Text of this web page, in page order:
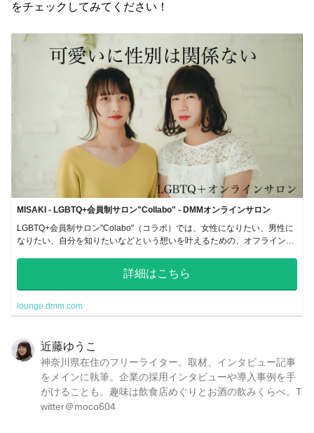
をチェックしてみてください！
MISAKI - LGBTQ+会員制サロン"Collabo" - DMMオンラインサロン
LGBTQ+会員制サロン"Colabo"（コラボ）では、女性になりたい、男性に
なりたい、自分を知りたいなどという想いを叶えるための、オフラインや
詳細はこちら
lounge.dmm.com
近藤ゆうこ
神奈川県在住のフリーライター。取材、インタビュー記事
をメインに執筆。企業の採用インタビューや導入事例を手
がけることも。趣味は飲食店めぐりとお酒の飲みくらべ。T
witter＠moco604